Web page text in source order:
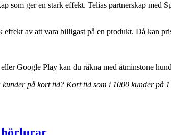
som ger en stark effekt. Telias partnerskap med
av att vara billigast på en produkt. Då kan
Google Play kan du räkna med åtminstone
på kort tid? Kort tid som i 1000 kunder på